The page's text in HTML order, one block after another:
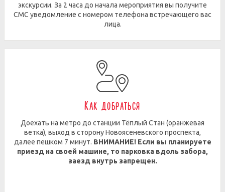
экскурсии. За 2 часа до начала мероприятия вы получите
СМС уведомление с номером телефона встречающего вас
лица.
Как добраться
Доехать на метро до станции Тёплый Стан (оранжевая
ветка), выход в сторону Новоясеневского проспекта,
далее пешком 7 минут. ВНИМАНИЕ! Если вы планируете
приезд на своей машине, то парковка вдоль забора,
заезд внутрь запрещен.